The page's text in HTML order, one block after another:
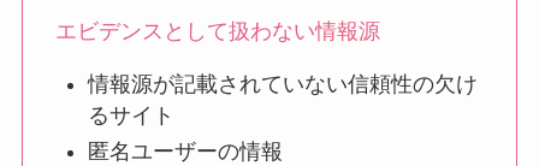
エビデンスとして扱わない情報源
情報源が記載されていない信頼性の欠け
るサイト
匿名ユーザーの情報